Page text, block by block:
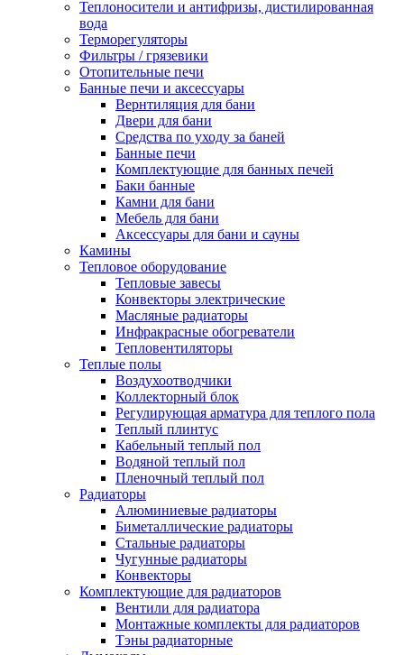
Теплоносители и антифризы, дистилированная
вода
Терморегуляторы
Фильтры / грязевики
Отопительные печи
Банные печи и аксессуары
Вернтиляция для бани
Двери для бани
Средства по уходу за баней
Банные печи
Комплектующие для банных печей
Баки банные
Камни для бани
Мебель для бани
Аксессуары для бани и сауны
Камины
Тепловое оборудование
Тепловые завесы
Конвекторы электрические
Масляные радиаторы
Инфракрасные обогреватели
Тепловентиляторы
Теплые полы
Воздухоотводчики
Коллекторный блок
Регулирующая арматура для теплого пола
Теплый плинтус
Кабельный теплый пол
Водяной теплый пол
Пленочный теплый пол
Радиаторы
Алюминиевые радиаторы
Биметаллические радиаторы
Стальные радиаторы
Чугунные радиаторы
Конвекторы
Комплектующие для радиаторов
Вентили для радиатора
Монтажные комплекты для радиаторов
Тэны радиаторные